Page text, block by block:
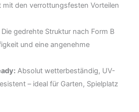
den verrottungsfesten Vorteilen
Die gedrehte Struktur nach Form B
und eine angenehme
Absolut wetterbeständig, UV-
– ideal für Garten, Spielplatz